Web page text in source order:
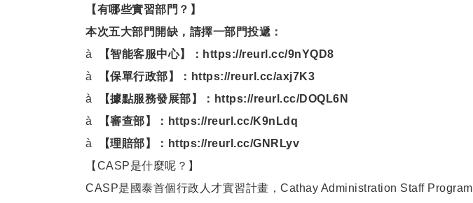
【有哪些實習部門？】
本次五大部門開缺，請擇一部門投遞 ：
à
【智能客服中心】： https://reurl.cc/9nYQD8
à
【保單行政部】： https://reurl.cc/axj7K3
à
【據點服務發展部】： https://reurl.cc/DOQL6N
à
【審查部】： https://reurl.cc/K9nLdq
à
【理賠部】： https://reurl.cc/GNRLyv
【CASP是什麼呢？】
CASP是國泰首個行政人才實習計畫，Cathay Administration Staff Program